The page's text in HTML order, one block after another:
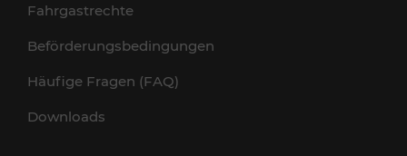
Fahrgastrechte
Beförderungsbedingungen
Häufige Fragen (FAQ)
Downloads